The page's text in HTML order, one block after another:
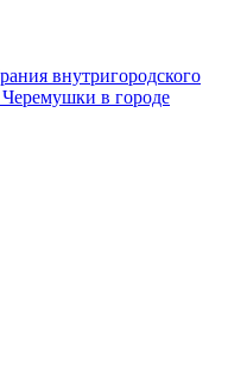
внутригородского
в городе